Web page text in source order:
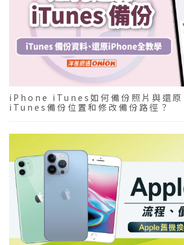
iPhone iTunes如何備份照片與還原
iTunes備份位置和修改備份路徑？